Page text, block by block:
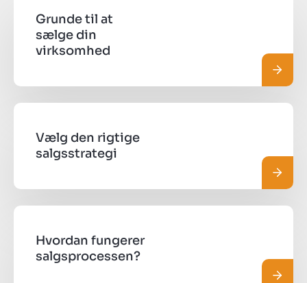
Grunde til at
sælge din
virksomhed
Læs
Vælg den rigtige
salgsstrategi
Læs
Hvordan fungerer
salgsprocessen?
Læs